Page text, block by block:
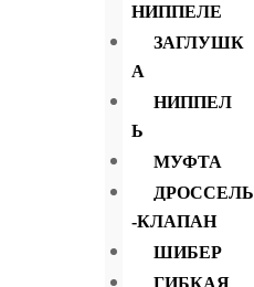
НИППЕЛЕ
ЗАГЛУШК
А
НИППЕЛ
Ь
МУФТА
ДРОССЕЛЬ
-КЛАПАН
ШИБЕР
ГИБКАЯ